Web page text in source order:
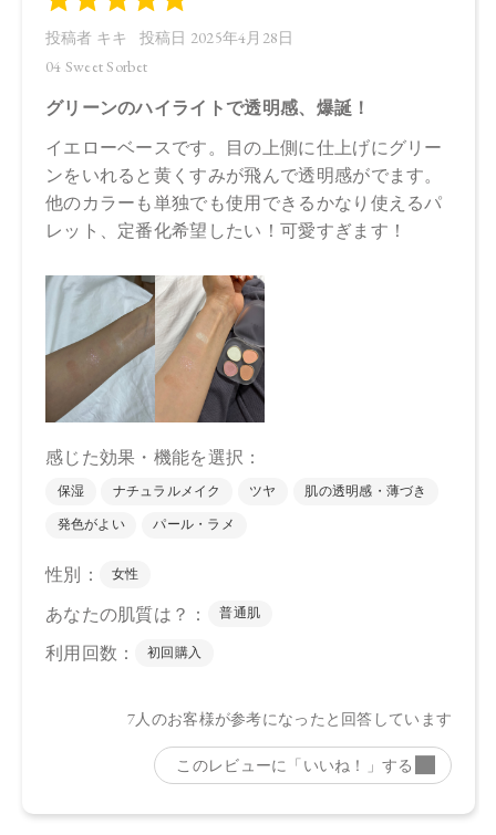
【店舗発売日】
CosmeKitchen 2025/4/18
※店舗での取り扱いや詳しい在庫状況につきましては、各店
舗にお問い合わせください。
※発売日は予告なく変更する可能性がございます。予めご了
承ください。
※通常はご注文より１～３営業日での発送となります。
ますので予めご了承ください。
●パッケージはリニューアル等の理由により、写真と異なる場
合がございます。
●パッケージのリニューアル等の理由により、成分・処方が記
載と異なる場合がございます。
●予告なくパッケージ仕様が変更になる場合がございます。